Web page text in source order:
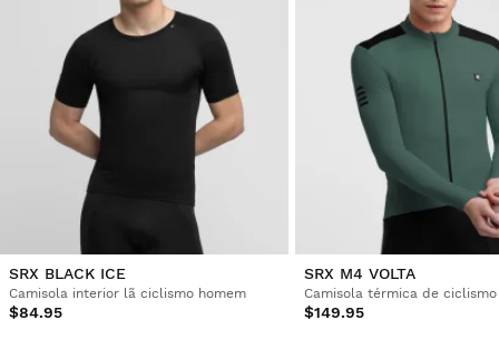
há 3 anos
Cliente Confirmado
Alejandro García Fernández
Premium Base Layer Siroko SRX Convex S-M
Qualidade muito boa.
Denunciar
SRX BLACK ICE
Camisola interior lã ciclismo homem
$84.95
SRX M4 VOLTA
$149.95